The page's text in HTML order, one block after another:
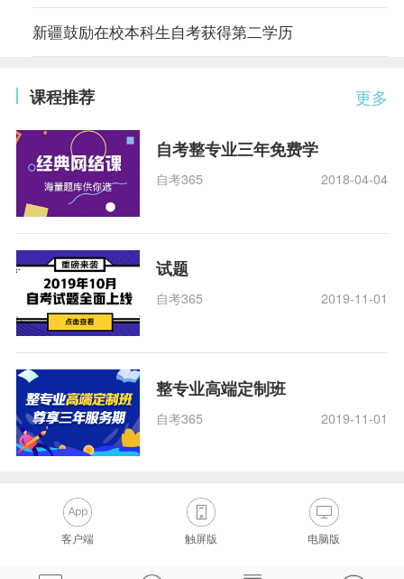
新疆鼓励在校本科生自考获得第二学历
更多
课程推荐
自考整专业三年免费学
自考365 2018-04-04
试题
自考365 2019-11-01
整专业高端定制班
自考365 2019-11-01
客户端 触屏版 电脑版